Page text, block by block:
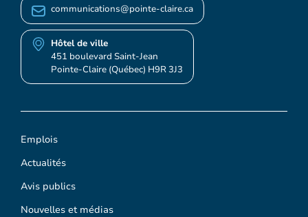
Emplois
Actualités
Avis publics
Nouvelles et médias
communications@pointe-claire.ca
Hôtel de ville
451 boulevard Saint-Jean
Pointe-Claire (Québec) H9R 3J3